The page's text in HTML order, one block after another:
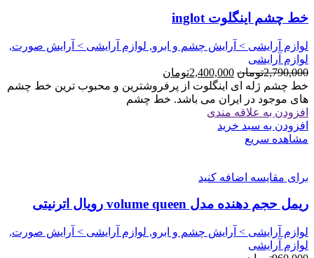
خط چشم اینگلوت inglot
لوازم آرایشی > آرایش چشم و ابرو, لوازم آرایشی > آرایش صورت,
لوازم آرایشی
2,790,000تومان قیمت
اصلی
2,790,000تومان
بود.
2,400,000تومان
فعلی
خط چشم ژله ای اینگلوت از پرفروشترین و محبوب ترین خط چشم
های موجود در ایران می باشد. خط چشم
افزودن به علاقه مندی
افزودن به سبد خرید
مشاهده سریع
برای مقایسه اضافه کنید
ريمل حجم دهنده مدل volume queen رویال اترنیتی
لوازم آرایشی > آرایش چشم و ابرو, لوازم آرایشی > آرایش صورت,
لوازم آرایشی